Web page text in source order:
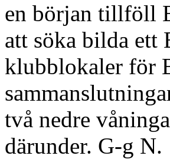
en början tillföll
att söka bilda ett
klubblokaler för
två nedre
därunder. G-g N.